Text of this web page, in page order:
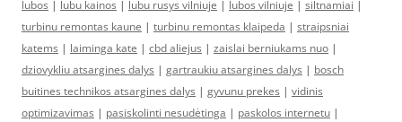
lubos | lubu kainos | lubu rusys vilniuje | lubos vilniuje | siltnamiai |
turbinu remontas kaune | turbinu remontas klaipeda | straipsniai
katems | laiminga kate | cbd aliejus | zaislai berniukams nuo |
dziovykliu atsargines dalys | gartraukiu atsargines dalys | bosch
buitines technikos atsargines dalys | gyvunu prekes | vidinis
optimizavimas | pasiskolinti nesudėtinga | paskolos internetu |